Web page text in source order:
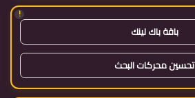
!
باقة باك لينك
تحسين محركات البحث